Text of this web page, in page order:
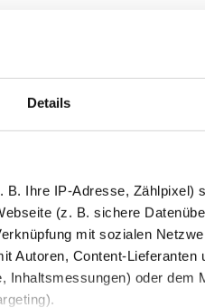
Details
Ihre IP-Adresse, Zählpixel)
(z. B. sichere
mit sozialen
Autoren, Content-Lieferanten
Inhaltsmessungen) oder dem
Ihre Bemerkung